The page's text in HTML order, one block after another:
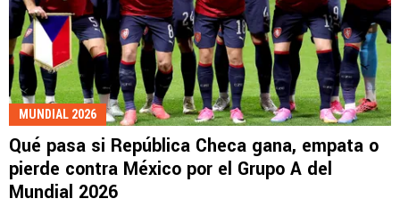
MUNDIAL 2026
Qué pasa si República Checa gana, empata o
pierde contra México por el Grupo A del
Mundial 2026